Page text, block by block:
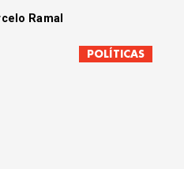
Ramal
POLÍTICAS